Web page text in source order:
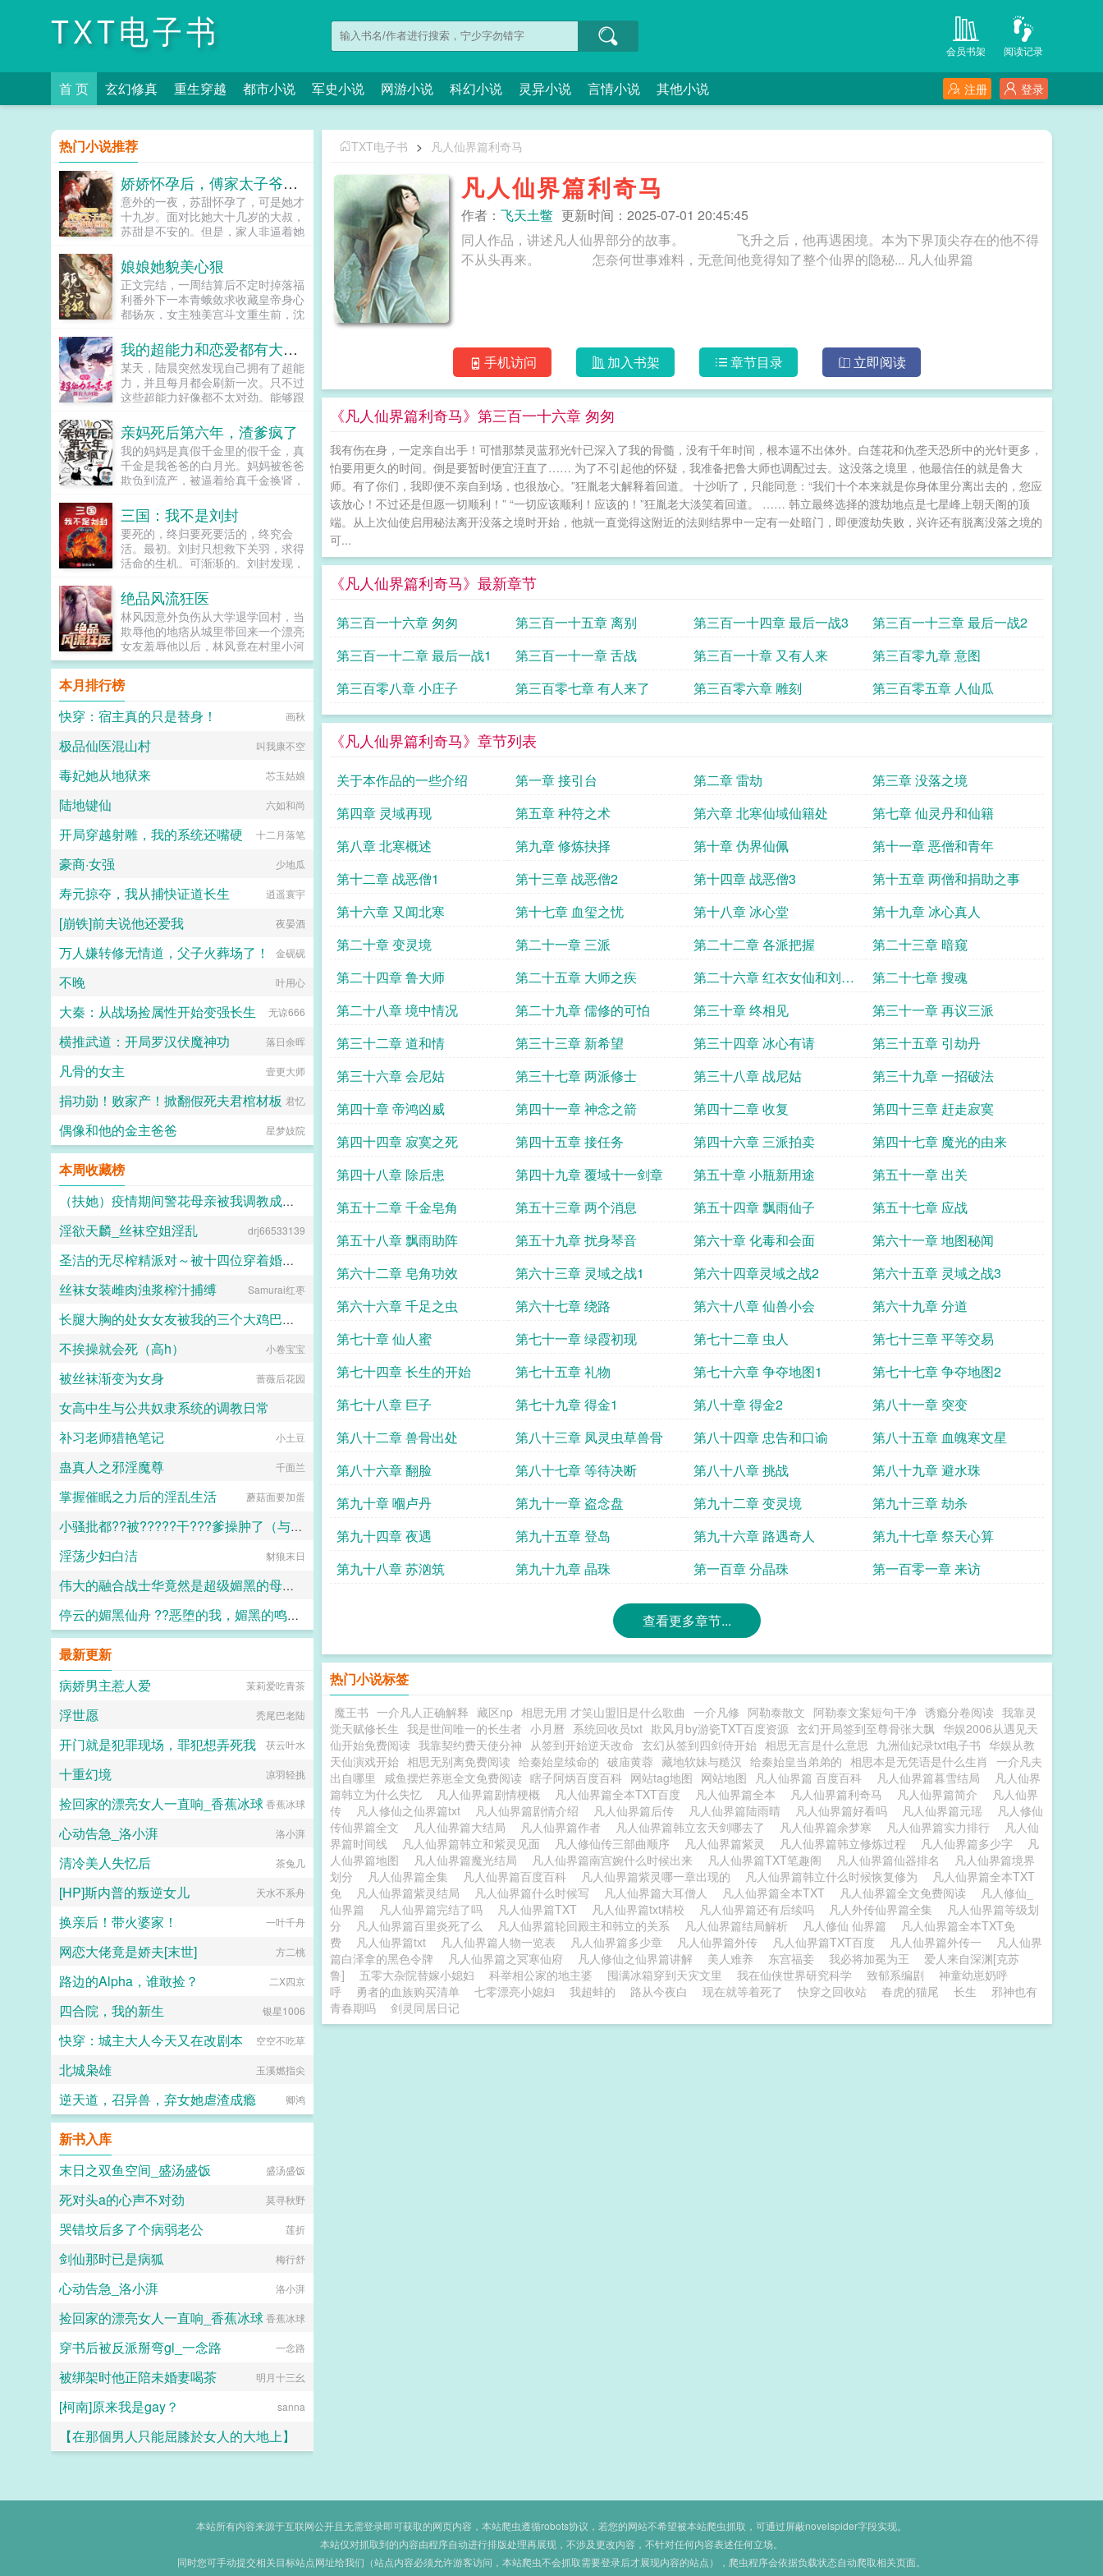
TXT电子书 阅读记录
会员书架
首 页 玄幻修真 重生穿越 都市小说 军史小说 网游小说 科幻小说 灵异小说 言情小说 其他小说 登录
注册
TXT电子书 > 凡人仙界篇利奇马
凡人仙界篇利奇马
作者： 飞天土鳖 更新时间：2025-07-01 20:45:45
同人作品，讲述凡人仙界部分的故事。 飞升之后，他再遇困境。本为下界顶尖存在的他不得
不从头再来。 怎奈何世事难料，无意间他竟得知了整个仙界的隐秘... 凡人仙界篇
手机访问 加入书架 章节目录 立即阅读
《凡人仙界篇利奇马》第三百一十六章 匆匆
我有伤在身，一定亲自出手！可惜那禁灵蓝邪光针已深入了我的骨髓，没有千年时间，根本逼不出体外。白莲花和仇垄天恐所中的光针更多，
怕要用更久的时间。倒是要暂时便宜汪直了…… 为了不引起他的怀疑，我准备把鲁大师也调配过去。这没落之境里，他最信任的就是鲁大
师。有了你们，我即便不亲自到场，也很放心。”狂胤老大解释着回道。 十沙听了，只能同意：“我们十个本来就是你身体里分离出去的，您应
该放心！不过还是但愿一切顺利！” “一切应该顺利！应该的！”狂胤老大淡笑着回道。 …… 韩立最终选择的渡劫地点是七星峰上朝天阁的顶
端。从上次仙使启用秘法离开没落之境时开始，他就一直觉得这附近的法则结界中一定有一处暗门，即便渡劫失败，兴许还有脱离没落之境的
可...
《凡人仙界篇利奇马》最新章节
第三百一十六章 匆匆 第三百一十五章 离别 第三百一十四章 最后一战3
第三百一十三章 最后一战2
第三百一十二章 最后一战1
第三百一十一章 舌战 第三百一十章 又有人来
第三百零九章 意图
第三百零八章 小庄子
第三百零七章 有人来了 第三百零六章 雕刻 第三百零五章 人仙瓜
《凡人仙界篇利奇马》章节列表
关于本作品的一些介绍 第一章 接引台 第二章 雷劫
第三章 没落之境
第四章 灵域再现
第五章 种符之术 第六章 北寒仙域仙籍处
第七章 仙灵丹和仙籍
第八章 北寒概述
第九章 修炼抉择 第十章 伪界仙佩
第十一章 恶僧和青年
第十二章 战恶僧1
第十三章 战恶僧2 第十四章 战恶僧3
第十五章 两僧和捐助之事
第十六章 又闻北寒
第十七章 血玺之忧 第十八章 冰心堂
第十九章 冰心真人
第二十章 变灵境
第二十一章 三派 第二十二章 各派把握
第二十三章 暗窥
第二十四章 鲁大师
第二十五章 大师之疾
第二十六章 红衣女仙和刘公
豹的拜访
第二十七章 搜魂
第二十八章 境中情况
第二十九章 儒修的可怕 第三十章 终相见
第三十一章 再议三派
第三十二章 道和情
第三十三章 新希望 第三十四章 冰心有请
第三十五章 引劫丹
第三十六章 会尼姑
第三十七章 两派修士 第三十八章 战尼姑
第三十九章 一招破法
第四十章 帝鸿凶威
第四十一章 神念之箭 第四十二章 收复
第四十三章 赶走寂寞
第四十四章 寂寞之死
第四十五章 接任务 第四十六章 三派拍卖
第四十七章 魔光的由来
第四十八章 除后患
第四十九章 覆域十一剑章 第五十章 小瓶新用途
第五十一章 出关
第五十二章 千金皂角
第五十三章 两个消息 第五十四章 飘雨仙子
第五十七章 应战
第五十八章 飘雨助阵
第五十九章 扰身琴音 第六十章 化毒和会面
第六十一章 地图秘闻
第六十二章 皂角功效
第六十三章 灵域之战1 第六十四章灵域之战2
第六十五章 灵域之战3
第六十六章 千足之虫
第六十七章 绕路 第六十八章 仙兽小会
第六十九章 分道
第七十章 仙人蜜
第七十一章 绿霞初现 第七十二章 虫人
第七十三章 平等交易
第七十四章 长生的开始
第七十五章 礼物 第七十六章 争夺地图1
第七十七章 争夺地图2
第七十八章 巨子
第七十九章 得金1 第八十章 得金2
第八十一章 突变
第八十二章 兽骨出处
第八十三章 凤灵虫草兽骨 第八十四章 忠告和口谕
第八十五章 血魄寒文星
第八十六章 翻脸
第八十七章 等待决断 第八十八章 挑战
第八十九章 避水珠
第九十章 嗰卢丹
第九十一章 盗念盘 第九十二章 变灵境
第九十三章 劫杀
第九十四章 夜遇
第九十五章 登岛 第九十六章 路遇奇人
第九十七章 祭天心算
第九十八章 苏汹筑
第九十九章 晶珠 第一百章 分晶珠 第一百零一章 来访
查看更多章节...
热门小说标签
魔王书 一介凡人正确解释 藏区np 相思无用 才笑山盟旧是什么歌曲 一介凡修 阿勒泰散文 阿勒泰文案短句干净 诱瘾分卷阅读 我靠灵
觉天赋修长生 我是世间唯一的长生者 小月曆 系统回收员txt 欺风月by游瓷TXT百度资源 玄幻开局签到至尊骨张大飘 华娱2006从遇见天
仙开始免费阅读 我靠契约费天使分神 从签到开始逆天改命 玄幻从签到四剑侍开始 相思无言是什么意思 九洲仙妃录txt电子书 华娱从教
天仙演戏开始 相思无别离免费阅读 给秦始皇续命的 破庙黄蓉 藏地软妹与糙汉 给秦始皇当弟弟的 相思本是无凭语是什么生肖
一介凡夫
出自哪里
咸鱼摆烂养崽全文免费阅读 瞎子阿炳百度百科 网站tag地图 网站地图 凡人仙界篇 百度百科 凡人仙界篇暮雪结局
凡人仙界
篇韩立为什么失忆
凡人仙界篇剧情梗概 凡人仙界篇全本TXT百度 凡人仙界篇全本 凡人仙界篇利奇马 凡人仙界篇简介
凡人仙界
传
凡人修仙之仙界篇txt 凡人仙界篇剧情介绍 凡人仙界篇后传 凡人仙界篇陆雨晴 凡人仙界篇好看吗 凡人仙界篇元瑶
凡人修仙
传仙界篇全文
凡人仙界篇大结局 凡人仙界篇作者 凡人仙界篇韩立玄天剑哪去了 凡人仙界篇余梦寒 凡人仙界篇实力排行
凡人仙
界篇时间线
凡人仙界篇韩立和紫灵见面 凡人修仙传三部曲顺序 凡人仙界篇紫灵 凡人仙界篇韩立修炼过程 凡人仙界篇多少字
凡
人仙界篇地图
凡人仙界篇魔光结局 凡人仙界篇南宫婉什么时候出来 凡人仙界篇TXT笔趣阁 凡人仙界篇仙器排名
凡人仙界篇境界
划分
凡人仙界篇全集 凡人仙界篇百度百科 凡人仙界篇紫灵哪一章出现的 凡人仙界篇韩立什么时候恢复修为
凡人仙界篇全本TXT
免
凡人仙界篇紫灵结局 凡人仙界篇什么时候写 凡人仙界篇大耳僧人 凡人仙界篇全本TXT 凡人仙界篇全文免费阅读
凡人修仙_
仙界篇
凡人仙界篇完结了吗 凡人仙界篇TXT 凡人仙界篇txt精校 凡人仙界篇还有后续吗 凡人外传仙界篇全集
凡人仙界篇等级划
分
凡人仙界篇百里炎死了么 凡人仙界篇轮回殿主和韩立的关系 凡人仙界篇结局解析 凡人修仙 仙界篇
凡人仙界篇全本TXT免
费
凡人仙界篇txt 凡人仙界篇人物一览表 凡人仙界篇多少章 凡人仙界篇外传 凡人仙界篇TXT百度 凡人仙界篇外传一
凡人仙界
篇白泽拿的黑色令牌
凡人仙界篇之冥寒仙府 凡人修仙之仙界篇讲解 美人难养 东宫福妾 我必将加冕为王
爱人来自深渊[克苏
鲁]
五零大杂院替嫁小媳妇 科举相公家的地主婆 囤满冰箱穿到天灾文里 我在仙侠世界研究科学 致郁系编剧
神童幼崽奶呼
呼
勇者的血族购买清单 七零漂亮小媳妇 我超蚌的 路从今夜白 现在就等着死了 快穿之回收站 春虎的猫尾 长生
邪神也有
青春期吗
剑灵同居日记
热门小说推荐
娇娇怀孕后，傅家太子爷每天按时回家
意外的一夜，苏甜怀孕了，可是她才
十九岁。面对比她大十几岁的大叔，
苏甜是不安的。但是，家人非逼着她
能联系大叔。大叔却一口肯定，让她
把孩子生下来，并且亲自上门提亲。
被势力父母侮辱拿不出彩礼的大叔转
头吩咐助理带着六百万现金上门。泼
天的富贵瞬间砸晕了势力父母。彩礼
何关系。大叔带着她从卑微的原生家
庭离开，开启了新的人生。别墅，大
叔隐忍的将她抵在墙上小东西，你要
是再不生，我就忍不住了...
娘娘她貌美心狠
正文完结，一周结算后不定时掉落福
利番外下一本青蛾敛求收藏皇帝身心
都扬灰，女主独美宫斗文重生前，沈
是不幸小产的失宠妃嫔。而这一切的
罪魁祸首，是曾与她相恋的帝
王。 怀着没有刺死皇帝的遗憾，
沈知姁回到事发那年。 彼时，她
正被迫在寝殿中安静养病。四下一
心，想趁机上位的宫女蠢蠢欲动，熟
识的太医问无此人更有素来不和的妃
嫔们，个个落井下石，迫不及待地要
将她踩下。可沈知姁只虚弱一笑。她
旨虽然已下，但距离被二次牵连，尚
有三年。而曾失去的孩子，也在未来
等她。冬夜初雪，帝王生辰之日。沈
知姁粉面憔悴，朱唇莹白，携着一碗
亲手做的长寿面，遥遥立在阶
颤，语带哭腔。只言对皇帝的错悔与
思恋。 她的眼眸如春水一样清
澈。盈满了浓烈真挚又纯粹的爱意。
这是帝王毕生所求最为渴盼之
物。 帝王此时尚且年轻稚嫩。见
沈知姁心意回转，更多了他所愿的乖
顺懂事，不由面露愧色，揽她入
怀。 沈知姁如一只失了羽毛的雀
儿，只露出娇艳的侧脸和白洁脆弱的
颈脖。羽睫之下，掩着她的勃勃野心
和滔天恨意。 眼前的帝王，已经
不是她的心上人，只是一条为皇权恩
将仇报薄情寡义的恶犬。 她要
驯服他，然后杀了他。挫骨扬灰，让
他无处可归。（小剧场）多年后，小
她望着镜中风韵绝佳的高位者，不由
怔怔娘娘当真貌美。 这得多亏先
帝去得早。沈太后挑眉轻笑，神情愉
凭借的不止有美貌。貌美心狠，方成
大事。阅读须知 1本文为传统型
宫斗权谋，非甜宠，男非c 背景
架空，节奏慢热（尤其在前期），会
偏一点群像 2女主过程成长结局
独美，狗皇帝挫骨扬灰（物理＋心
理） 3配角妃嫔大多为自身家族
复仇宫斗，自割腿肉，宫斗权谋小
白，会努力写得有逻辑qaq感谢小天
使们的支持和喜欢！宫斗预收独占圣
心娘娘是朵菟丝花盛宠如她娘娘她是
爱躺平推推宫斗预收独占圣心宫女上
辰那日，盈桃从官家小姐沦为宫中罪
奴，剥夺姓名，发配行宫。她苦心经
营十年，趁着新帝即位，使巧计拿回
姓名回到皇宫。 只时运不济，撞
上嫔妃们暗斗，被贤妃当作添堵的玩
意儿，指给面善心妒的胡婕妤。
盈桃立时低掩一张娇面，决定韬光养
晦，静待时机。 她从不打扮招展
会傻傻的笑脸相迎。 终
盈六宫。 莺莺燕燕如蝶飞，
踏足。 逼得胡婕妤要在自己宫中
心。 于是胡婕妤的目光落在
明远帝记得毓秀宫中，有个小宫女格
姿，令人生怜。笑时眉如弯月，尤其
情的梨涡，似盈满了两汪春水，婉转
心。 直到红烛金帐中，明远
上，也有两个盈满春水的涡。 几
宫女受了极大的委屈，杏眼泪濛濛，
意养得圆润的玉肌上，是青紫骇人的
极。 小宫女却伸出一双柔荑，勾
愿陛下为难。 哄得明远帝心肝都
他没瞧见，盈桃委屈抿起的唇角，弯
起一点儿弧度。 众人皆知，明远
排众议，彻查一桩陈年旧案。 助
偿，那双笑盈盈的眼望向凤座。淑妃
才刚刚开始呢。...
我的超能力和恋爱都有大问题
某天，陆晨突然发现自己拥有了超能
力，并且每月都会刷新一次。只不过
这些超能力好像都不太对劲。能够跟
高可以暂停时间，但自己也会被暂停
能够预知未来，但很快就会忘记所以
看着面前白裙飘飘表情疑惑的女生，
陆晨正色说道虽然忘记原因了，但请
你务必跟我交往！...
亲妈死后第六年，渣爹疯了
我的妈妈是真假千金里的假千金，真
千金是我爸爸的白月光。妈妈被爸爸
欺负到流产，被逼着给真千金换肾，
死了。妈妈死后第六年，爸爸突然后
悔了。他把真千金赶走，跪在坟墓前
哀求妈妈回到他的身边。所有人都认
为，她不会再回来了。只有我知道，
妈妈一直在我的身边...
三国：我不是刘封
要死的，终归要死要活的，终究会
活。最初。刘封只想救下关羽，求得
活命的生机。可渐渐的。刘封发现，
还有…曹丕刘封，你一个贩履小儿的
假子，又来拒汝公！孙权兔死狗烹，
鸟尽弓藏。刘封你别杀了，你要养寇
自重啊！司马懿我有一计，可谗言刘
封蓄意谋反！诸葛亮大司马蹈履忠
节，佐命二祖，内不恃亲戚之宠，外
不骄白屋之士，可谓能持盈守位，劳
谦其德者也刘禅当年父皇仙逝时，曾
在屋外埋伏刀斧手，一旦刘封兄长同
意继位称帝，刀斧手就会出现将朕砍
了。救朕命者，刘封兄长也！多年
后。陈寿在刘封传评曰刘封虽处嫌疑
之地，但思防足以自卫虽事二祖，但
不负父子兄弟之谊。奇哉！...
绝品风流狂医
林风因意外负伤从大学退学回村，当
欺辱他的地痞从城里带回来一个漂亮
女友羞辱他以后，林风竟在村里小河
意外得到了古老传承，无相诀。自此
以后，且看林风嬉戏花丛，逍遥都
市！...
本月排行榜
快穿：宿主真的只是替身！
画秋
极品仙医混山村 叫我康不空
毒妃她从地狱来 芯玉姑娘
陆地键仙 六如和尚
开局穿越射雕，我的系统还嘴硬 十二月落笔
豪商·女强 少地瓜
寿元掠夺，我从捕快证道长生 逍遥寰宇
[崩铁]前夫说他还爱我 夜晏酒
万人嫌转修无情道，父子火葬场了！ 金砚砚
不晚 叶用心
大秦：从战场捡属性开始变强长生 无谅666
横推武道：开局罗汉伏魔神功 落日余晖
凡骨的女主 壹更大师
捐功勋！败家产！掀翻假死夫君棺材板 君忆
偶像和他的金主爸爸 星梦妓院
本周收藏榜
（扶她）疫情期间警花母亲被我调教成三洞全开的肉便器母狗
霜染official
淫欲天麟_丝袜空姐淫乱 drj66533139
圣洁的无尽榨精派对～被十四位穿着婚纱的舰娘新娘们在教堂内献上身体的集体婚礼～
火锅气候
丝袜女装雌肉浊浆榨汁捕缚 Samurai红枣
长腿大胸的处女女友被我的三个大鸡巴室友轮番调教，狠狠灌精直到怀孕
158330
不挨操就会死（高h） 小卷宝宝
被丝袜渐变为女身 蔷薇后花园
女高中生与公共奴隶系统的调教日常
喵不可言
补习老师猎艳笔记 小土豆
蛊真人之邪淫魔尊 千面兰
掌握催眠之力后的淫乱生活 蘑菇面要加蛋
小骚批都??被?????干???爹操肿了（与狼共枕）
百无禁忌
淫荡少妇白洁 豺狼末日
伟大的融合战士华竟然是超级媚黑的母猪便器这件事
嘿嘿嘿
停云的媚黑仙舟 ??恶堕的我，媚黑的鸣火首席以及仙舟??
最新更新
病娇男主惹人爱
茉莉爱吃青茶
浮世愿 秃尾巴老陆
开门就是犯罪现场，罪犯想弄死我 茯云叶水
十重幻境 凉羽轻挑
捡回家的漂亮女人一直响_香蕉冰球香蕉冰球
心动告急_洛小湃 洛小湃
清冷美人失忆后 茶兔几
[HP]斯内普的叛逆女儿 天水不系舟
换亲后！带火婆家！ 一叶千舟
网恋大佬竟是娇夫[末世] 方二桃
路边的Alpha，谁敢捡？ 二X四京
四合院，我的新生 银星1006
快穿：城主大人今天又在改剧本 空空不吃草
北城枭雄 玉溪燃指尖
逆天道，召异兽，弃女她虐渣成瘾 卿鸿
新书入库
末日之双鱼空间_盛汤盛饭
盛汤盛饭
死对头a的心声不对劲 莫寻秋野
哭错坟后多了个病弱老公 莲折
剑仙那时已是病狐 梅行舒
心动告急_洛小湃 洛小湃
捡回家的漂亮女人一直响_香蕉冰球香蕉冰球
穿书后被反派掰弯gl_一念路 一念路
被绑架时他正陪未婚妻喝茶 明月十三幺
[柯南]原来我是gay？ sanna
【在那個男人只能屈膝於女人的大地上】
本站所有内容来源于互联网公开且无需登录即可获取的网页内容，本站爬虫遵循robots协议，若您的网站不希望被本站爬虫抓取，可通过屏蔽novelspider字段实现。
本站仅对抓取到的内容由程序自动进行排版处理再展现，不涉及更改内容，不针对任何内容表述任何立场。
同时您可手动提交相关目标站点网址给我们（站点内容必须允许游客访问，本站爬虫不会抓取需要登录后才展现内容的站点），爬虫程序会依据负载状态自动爬取相关页面。